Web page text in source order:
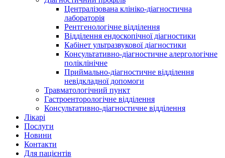
Централізована клініко-діагностична
лабораторія
Рентгенологічне відділення
Відділення ендоскопічної діагностики
Кабінет ультразвукової діагностики
Консультативно-діагностичне алергологічне
поліклінічне
Приймально-діагностичне відділення
невідкладної допомоги
Травматологічний пункт
Гастроенторологічне відділення
Консультативно-діагностичне відділення
Лікарі
Послуги
Новини
Контакти
Для пацієнтів